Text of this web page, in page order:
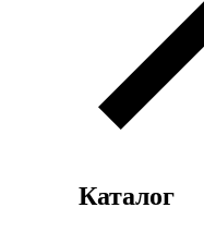
Каталог